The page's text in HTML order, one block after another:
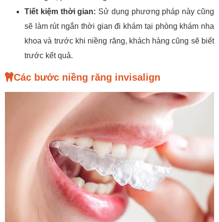
Tiết kiệm thời gian: Sử dụng phương pháp này cũng
sẽ làm rút ngắn thời gian đi khám tại phòng khám nha
khoa và trước khi niềng răng, khách hàng cũng sẽ biết
trước kết quả.
Các bước niềng răng invisalign